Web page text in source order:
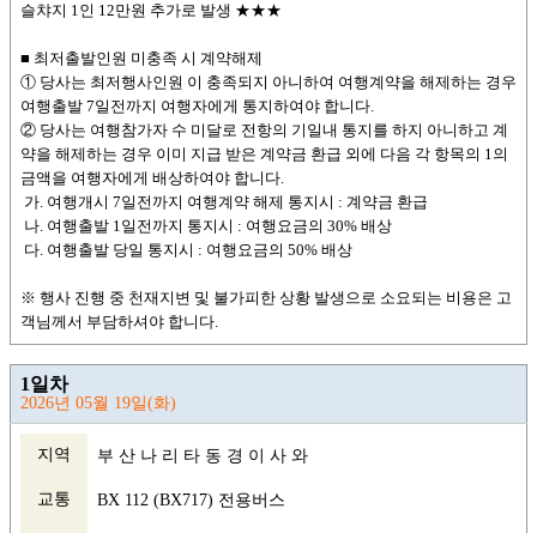
슬챠지 1인 12만원 추가로 발생 ★★★
■ 최저출발인원 미충족 시 계약해제
① 당사는 최저행사인원 이 충족되지 아니하여 여행계약을 해제하는 경우
여행출발 7일전까지 여행자에게 통지하여야 합니다.
② 당사는 여행참가자 수 미달로 전항의 기일내 통지를 하지 아니하고 계
약을 해제하는 경우 이미 지급 받은 계약금 환급 외에 다음 각 항목의 1의
금액을 여행자에게 배상하여야 합니다.
가. 여행개시 7일전까지 여행계약 해제 통지시 : 계약금 환급
나. 여행출발 1일전까지 통지시 : 여행요금의 30% 배상
다. 여행출발 당일 통지시 : 여행요금의 50% 배상
※ 행사 진행 중 천재지변 및 불가피한 상황 발생으로 소요되는 비용은 고
객님께서 부담하셔야 합니다.
1일차
2026년 05월 19일(화)
지역 부 산 나 리 타 동 경 이 사 와
교통 BX 112 (BX717) 전용버스